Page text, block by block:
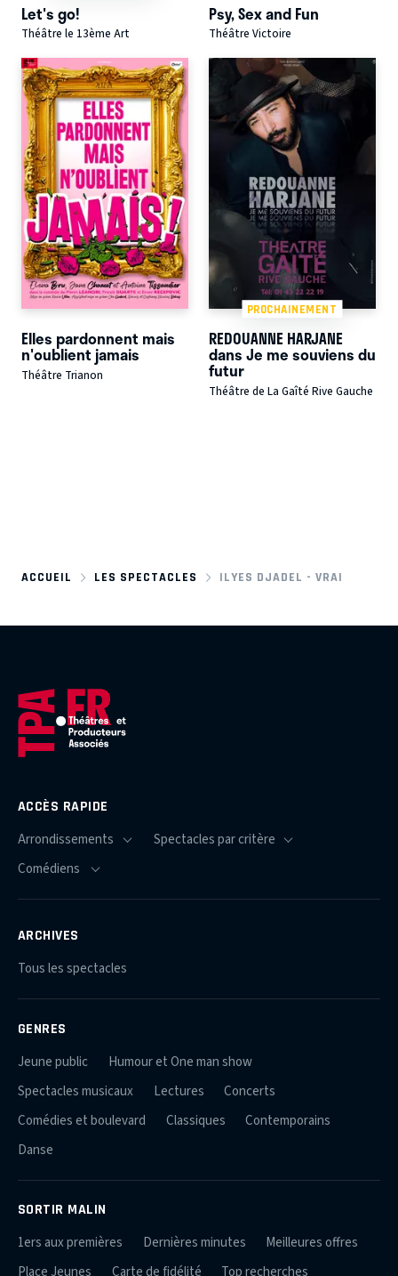
Let's go!
Théâtre le 13ème Art
Psy, Sex and Fun
Théâtre Victoire
Elles pardonnent mais
n'oublient jamais
Théâtre Trianon
PROCHAINEMENT
REDOUANNE HARJANE
dans Je me souviens du
futur
Théâtre de La Gaîté Rive Gauche
ACCUEIL LES SPECTACLES ILYES DJADEL - VRAI
ACCÈS RAPIDE
ARCHIVES
Tous les spectacles
GENRES
Jeune public
Humour et One man show
Spectacles musicaux
Lectures
Concerts
Comédies et boulevard
Classiques
Contemporains
Danse
SORTIR MALIN
1ers aux premières Dernières minutes
Meilleures offres